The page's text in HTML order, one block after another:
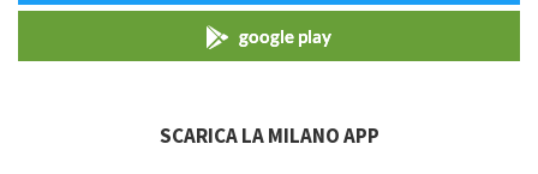
google play
SCARICA LA MILANO APP